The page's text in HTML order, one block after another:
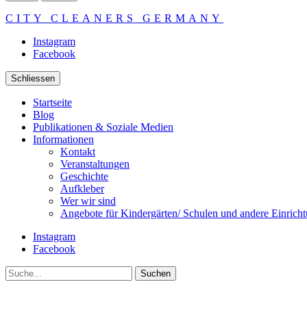
CITY CLEANERS GERMANY
Instagram
Facebook
Schliessen
Startseite
Blog
Publikationen & Soziale Medien
Informationen
Kontakt
Veranstaltungen
Geschichte
Aufkleber
Wer wir sind
Angebote für Kindergärten/ Schulen und andere
Instagram
Facebook
Suche